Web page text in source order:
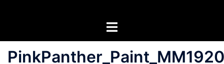
Menü